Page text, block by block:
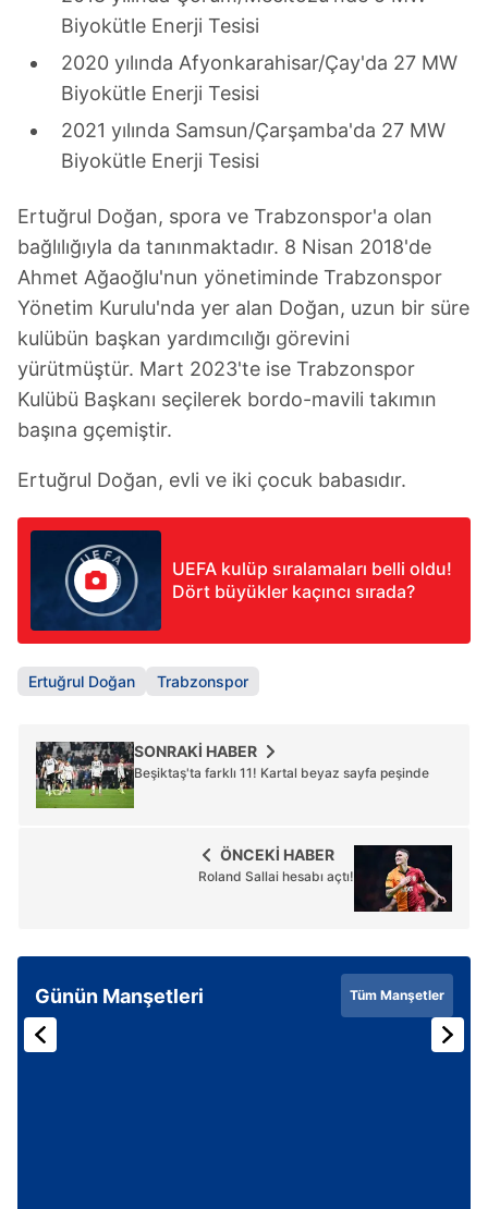
Biyokütle Enerji Tesisi
2020 yılında Afyonkarahisar/Çay'da 27 MW
Biyokütle Enerji Tesisi
2021 yılında Samsun/Çarşamba'da 27 MW
Biyokütle Enerji Tesisi
Ertuğrul Doğan, spora ve Trabzonspor'a olan
bağlılığıyla da tanınmaktadır. 8 Nisan 2018'de
Ahmet Ağaoğlu'nun yönetiminde Trabzonspor
Yönetim Kurulu'nda yer alan Doğan, uzun bir süre
kulübün başkan yardımcılığı görevini
yürütmüştür. Mart 2023'te ise Trabzonspor
Kulübü Başkanı seçilerek bordo-mavili takımın
başına gçemiştir.
Ertuğrul Doğan, evli ve iki çocuk babasıdır.
UEFA kulüp sıralamaları belli oldu!
Dört büyükler kaçıncı sırada?
Ertuğrul Doğan Trabzonspor
SONRAKİ HABER
Beşiktaş'ta farklı 11! Kartal beyaz sayfa peşinde
ÖNCEKİ HABER
Roland Sallai hesabı açtı!
Günün Manşetleri Tüm Manşetler